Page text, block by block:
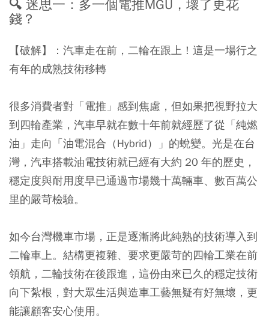
🔍 迷思一：多一個電推MGU，壞了更花
錢？
【破解】： 汽車走在前，二輪在跟上！這是一場行之
有年的成熟技術移轉
很多消費者對「電推」感到焦慮，但如果把視野拉大
到四輪產業，汽車早就在數十年前就經歷了從「純燃
油」走向「油電混合（Hybrid）」的蛻變。光是在台
灣，汽車搭載油電技術就已經有大約 20 年的歷史，
穩定度與耐用度早已通過市場幾十萬輛車、數百萬公
里的嚴苛檢驗。
如今台灣機車市場，正是逐漸將此純熟的技術導入到
二輪車上。結構更複雜、要求更嚴苛的四輪工業在前
領航，二輪技術在後跟進，這份由來已久的穩定技術
向下紮根，對大眾生活與造車工藝無疑有好無壞，更
能讓顧客安心使用。